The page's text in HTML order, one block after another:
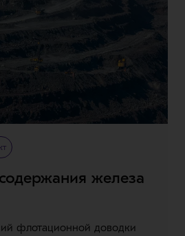
железа
флотационной доводки